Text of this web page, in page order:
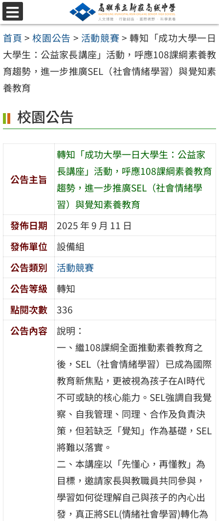
跳
至
主
要
內
容
選
單
首頁 > 校園公告 > 活動競賽 > 轉知「成功大學一日
大學生：公益家長講座」活動，呼應108課綱素養教
育趨勢，進一步推廣SEL（社會情緒學習）與覺知素
養教育
校園公告
公告主旨
轉知「成功大學一日大學生：公益家
長講座」活動，呼應108課綱素養教育
趨勢，進一步推廣SEL（社會情緒學
習）與覺知素養教育
發佈日期
2025 年 9 月 11 日
發佈單位
設備組
公告類別
活動競賽
公告等級
轉知
點閱次數
336
公告內容
說明：
一、繼108課綱全面推動素養教育之
後，SEL（社會情緒學習）已成為國際
教育新焦點，更被視為孩子在AI時代
不可或缺的核心能力。SEL強調自我覺
察、自我管理、同理、合作及負責決
策，但若缺乏「覺知」作為基礎，SEL
將難以落實。
二、本講座以「先懂心，再懂教」為
目標，邀請家長與教職員共同參與，
學習如何從理解自己與孩子的內心出
發，真正將SEL(情緒社會學習)轉化為